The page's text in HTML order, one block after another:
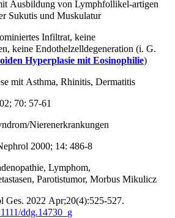
Ausbildung von Lymphfollikel-artigen
Sukutis und Muskulatur
Infiltrat, keine
keine Endothelzelldegeneration (i. G.
Hyperplasie mit Eosinophilie)
mit Asthma, Rhinitis, Dermatitis
70: 57-61
Nierenerkrankungen
2000; 14: 486-8
Lymphom,
Parotistumor, Morbus Mikulicz
Ges. 2022 Apr;20(4):525-527.
ddg.14730_g